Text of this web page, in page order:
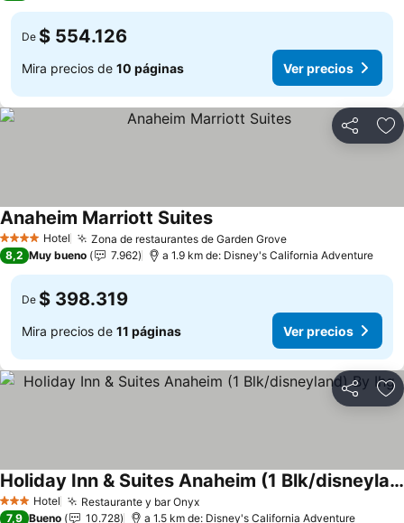
De $ 554.126
Mira precios de 10 páginas Ver precios
Compartir
4 EstrellasHotel Zona de restaurantes de Garden Grove
Anaheim Marriott Suites
8,2 Muy bueno 7.962 a 1.9 km de: Disney's California Adventure
De $ 398.319
Mira precios de 11 páginas Ver precios
Compartir
3 Estrellas
Hotel Restaurante y bar Onyx
Holiday Inn & Suites Anaheim (1 Blk/disneyland) By Ihg
7,9 Bueno 10.728 a 1.5 km de: Disney's California Adventure